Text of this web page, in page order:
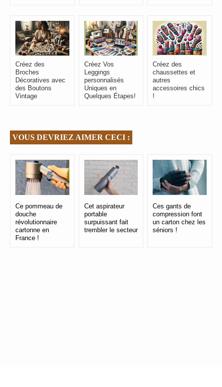
Créez des
Broches
Décoratives avec
des Boutons
Vintage
Créez Vos
Leggings
personnalisés
Uniques en
Quelques Étapes!
Créez des
chaussettes et
autres
accessoires chics
!
VOUS DEVRIEZ AIMER CECI :
Ce pommeau de
douche
révolutionnaire
cartonne en
France !
Cet aspirateur
portable
surpuissant fait
trembler le secteur
Ces gants de
compression font
un carton chez les
séniors !